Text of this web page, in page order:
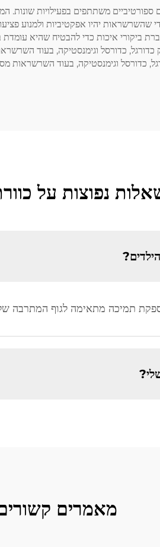
משתתפים בפעילויות שונות.
יהיו אפקטיביות ולמנוע
ביקורי איכות כדי להבטיח שהיא
כדורסל וגימנסטיקה, בעוד
כדורסל וגימנסטיקה, בעוד
נפוצות על
מאמרים